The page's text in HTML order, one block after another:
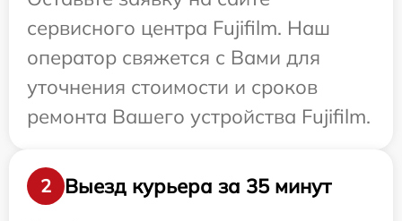
сервисного центра Fujifilm. Наш
оператор свяжется с Вами для
уточнения стоимости и сроков
ремонта Вашего устройства Fujifilm.
2
Выезд курьера за 35 минут